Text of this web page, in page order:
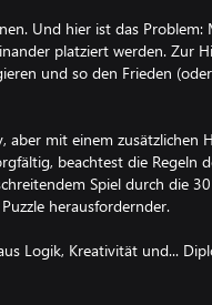
Und hier ist das Problem:
platziert werden. Zur
und so den Frieden
mit einem zusätzlichen
beachtest die Regeln
Spiel durch die
herausfordernder.​
Logik, Kreativität und...